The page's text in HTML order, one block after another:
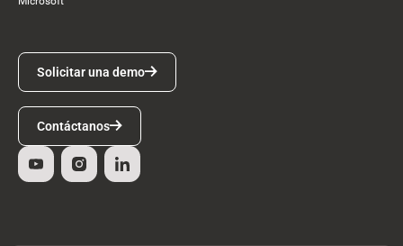
Solicitar una demo
Solicitar una demo
Contáctanos
Contáctanos